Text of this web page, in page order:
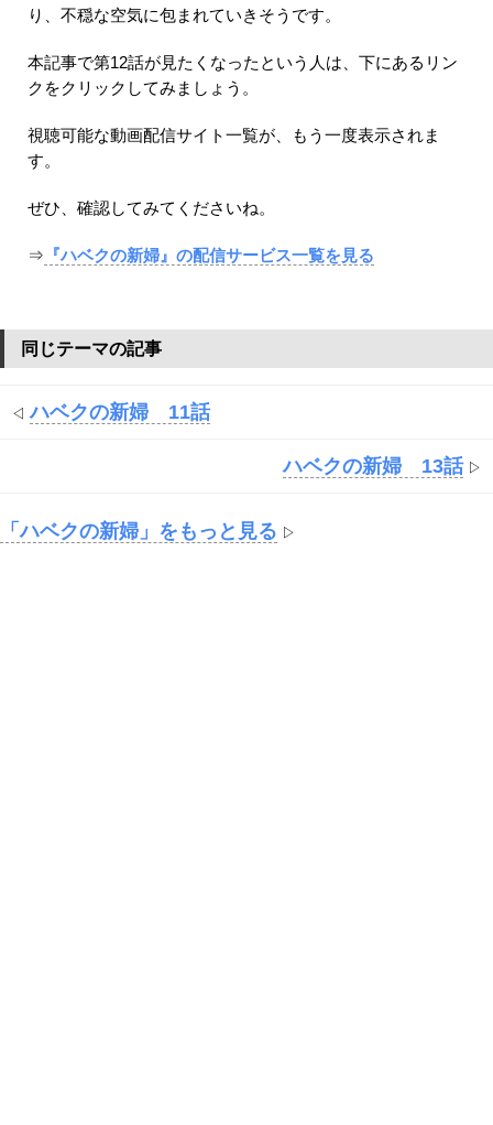
り、不穏な空気に包まれていきそうです。
本記事で第12話が見たくなったという人は、下にあるリン
クをクリックしてみましょう。
視聴可能な動画配信サイト一覧が、もう一度表示されま
す。
ぜひ、確認してみてくださいね。
⇒ 『ハベクの新婦』の配信サービス一覧を見る
同じテーマの記事
◁ハベクの新婦 11話
ハベクの新婦 13話▷
「ハベクの新婦」をもっと見る ▷